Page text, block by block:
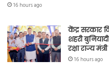
16 hours ago
केंद्र सरकार
शहरी
रक्षा राज्य
16 hours ago